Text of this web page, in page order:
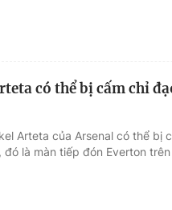
có thể bị cấm chỉ
Arteta của Arsenal có thể bị
đó là màn tiếp đón Everton trên